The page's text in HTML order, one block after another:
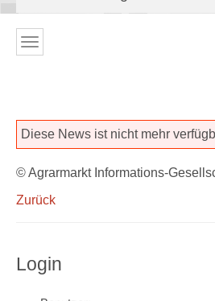
Diese News ist nicht mehr
© Agrarmarkt Informations-
Zurück
Login